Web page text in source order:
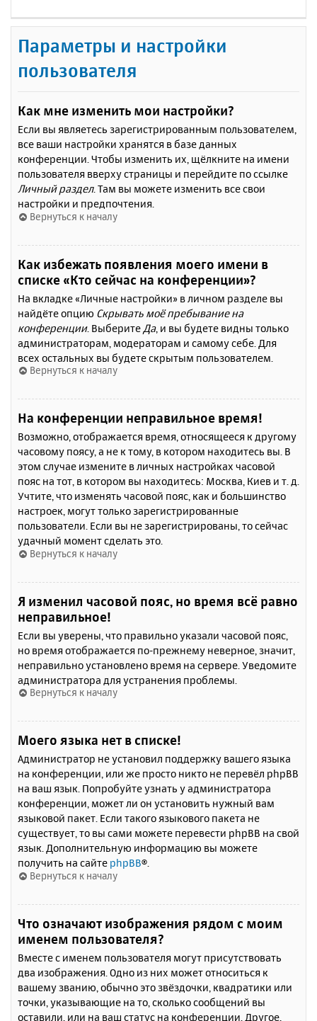
Параметры и настройки
пользователя
Как мне изменить мои настройки?
Если вы являетесь зарегистрированным пользователем,
все ваши настройки хранятся в базе данных
конференции. Чтобы изменить их, щёлкните на имени
пользователя вверху страницы и перейдите по ссылке
Личный раздел. Там вы можете изменить все свои
настройки и предпочтения.
Вернуться к началу
Как избежать появления моего имени в
списке «Кто сейчас на конференции»?
На вкладке «Личные настройки» в личном разделе вы
найдёте опцию Скрывать моё пребывание на
конференции. Выберите Да, и вы будете видны только
администраторам, модераторам и самому себе. Для
всех остальных вы будете скрытым пользователем.
Вернуться к началу
На конференции неправильное время!
Возможно, отображается время, относящееся к другому
часовому поясу, а не к тому, в котором находитесь вы. В
этом случае измените в личных настройках часовой
пояс на тот, в котором вы находитесь: Москва, Киев и т. д.
Учтите, что изменять часовой пояс, как и большинство
настроек, могут только зарегистрированные
пользователи. Если вы не зарегистрированы, то сейчас
удачный момент сделать это.
Вернуться к началу
Я изменил часовой пояс, но время всё равно
неправильное!
Если вы уверены, что правильно указали часовой пояс,
но время отображается по-прежнему неверное, значит,
неправильно установлено время на сервере. Уведомите
администратора для устранения проблемы.
Вернуться к началу
Моего языка нет в списке!
Администратор не установил поддержку вашего языка
на конференции, или же просто никто не перевёл phpBB
на ваш язык. Попробуйте узнать у администратора
конференции, может ли он установить нужный вам
языковой пакет. Если такого языкового пакета не
существует, то вы сами можете перевести phpBB на свой
язык. Дополнительную информацию вы можете
получить на сайте phpBB®.
Вернуться к началу
Что означают изображения рядом с моим
именем пользователя?
Вместе с именем пользователя могут присутствовать
два изображения. Одно из них может относиться к
вашему званию, обычно это звёздочки, квадратики или
точки, указывающие на то, сколько сообщений вы
оставили, или на ваш статус на конференции. Другое,